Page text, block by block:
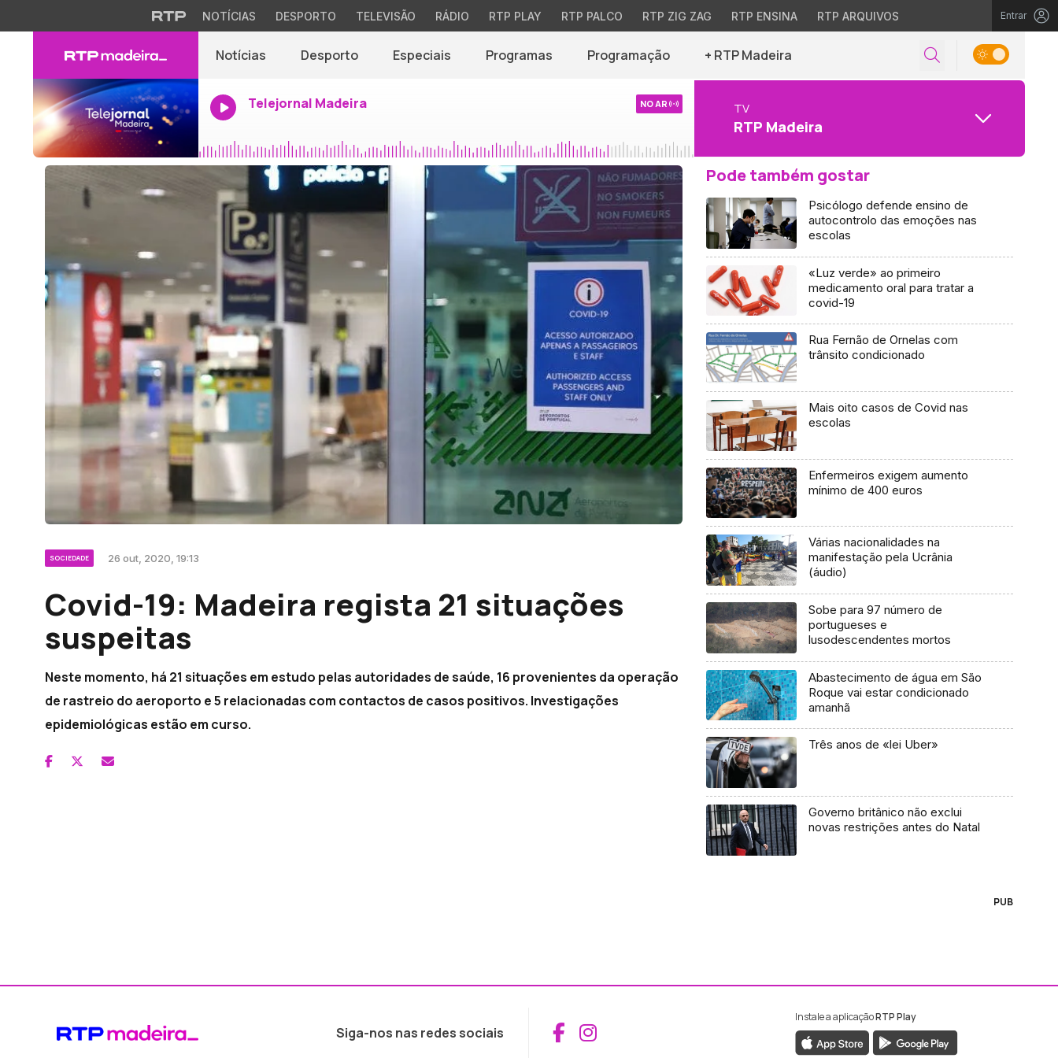
NOTÍCIAS DESPORTO TELEVISÃO RÁDIO RTP PLAY RTP PALCO RTP ZIG ZAG RTP ENSINA RTP ARQUIVOS Entrar
Notícias Desporto Especiais Programas Programação + RTP Madeira
Telejornal Madeira NO AR TV
RTP Madeira
SOCIEDADE 26 out, 2020, 19:13
Covid-19: Madeira regista 21 situações
suspeitas
Neste momento, há 21 situações em estudo pelas autoridades de saúde, 16 provenientes da operação
de rastreio do aeroporto e 5 relacionadas com contactos de casos positivos. Investigações
epidemiológicas estão em curso.
Pode também gostar
Psicólogo defende ensino de
autocontrolo das emoções nas
escolas
«Luz verde» ao primeiro
medicamento oral para tratar a
covid-19
Rua Fernão de Ornelas com
trânsito condicionado
Mais oito casos de Covid nas
escolas
Enfermeiros exigem aumento
mínimo de 400 euros
Várias nacionalidades na
manifestação pela Ucrânia
(áudio)
Sobe para 97 número de
portugueses e
lusodescendentes mortos
Abastecimento de água em São
Roque vai estar condicionado
amanhã
Três anos de «lei Uber»
Governo britânico não exclui
novas restrições antes do Natal
PUB
Siga-nos nas redes sociais Aceder ao Facebook da RTP Madeira
Aceder ao Instagram da RTP Madeira
Instale a aplicaçãoRTP Play